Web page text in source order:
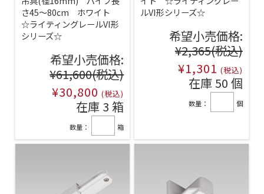
さ45～80cm ホワイト
☆ライティングレールVI形
シリーズ☆
希望小売価格:
¥61,600(税込)
¥30,800 (税込)
在庫 3 箱
数量： 箱
ルVI形シリーズ☆
希望小売価格:
¥2,365(税込)
¥1,301 (税込)
在庫 50 個
数量： 個